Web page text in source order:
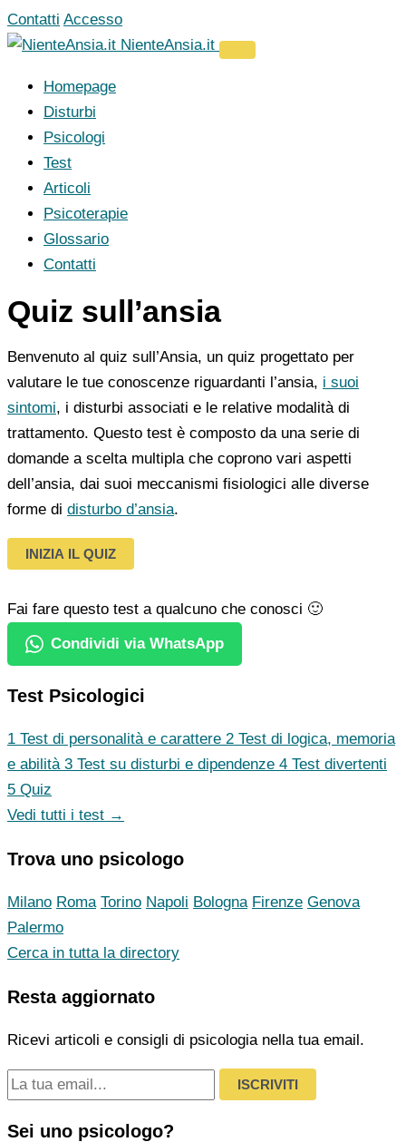
Vai
al
Contatti Accesso
NienteAnsia.it
Homepage
Disturbi
Psicologi
Test
Articoli
Psicoterapie
Glossario
Contatti
Quiz sull’ansia
Benvenuto al quiz sull’Ansia, un quiz progettato per
valutare le tue conoscenze riguardanti l’ansia, i suoi
sintomi, i disturbi associati e le relative modalità di
trattamento. Questo test è composto da una serie di
domande a scelta multipla che coprono vari aspetti
dell’ansia, dai suoi meccanismi fisiologici alle diverse
forme di disturbo d’ansia.
INIZIA IL QUIZ
Fai fare questo test a qualcuno che conosci 🙂
Condividi via WhatsApp
Test Psicologici
1 Test di personalità e carattere 2 Test di logica, memoria
e abilità 3 Test su disturbi e dipendenze 4 Test divertenti
5 Quiz
Vedi tutti i test →
Trova uno psicologo
Milano Roma Torino Napoli Bologna Firenze Genova
Palermo
Cerca in tutta la directory
Resta aggiornato
Ricevi articoli e consigli di psicologia nella tua email.
ISCRIVITI
Sei uno psicologo?